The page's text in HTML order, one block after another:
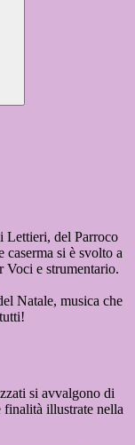
Lettieri, del Parroco
si è svolto a
Voci e strumentario.
Natale, musica che
si avvalgono di
finalità illustrate nella